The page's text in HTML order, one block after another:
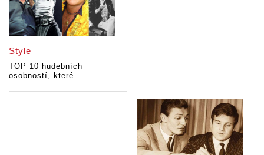
Style
TOP 10 hudebních
osobností, které...